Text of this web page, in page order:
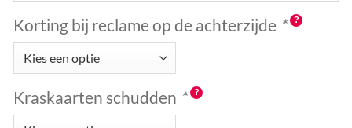
Korting bij reclame op de achterzijde *
Kraskaarten schudden *